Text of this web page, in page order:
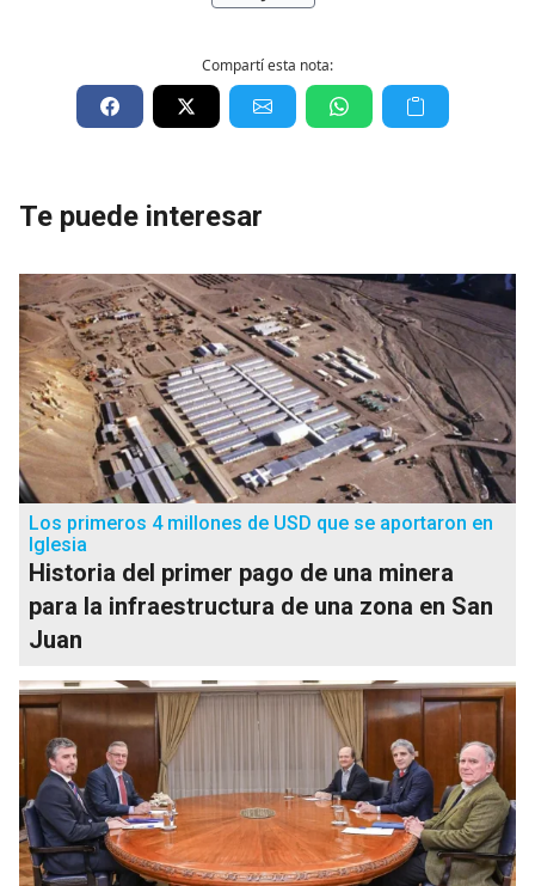
Compartí esta nota:
Te puede interesar
Los primeros 4 millones de USD que se aportaron en
Iglesia
Historia del primer pago de una minera
para la infraestructura de una zona en San
Juan